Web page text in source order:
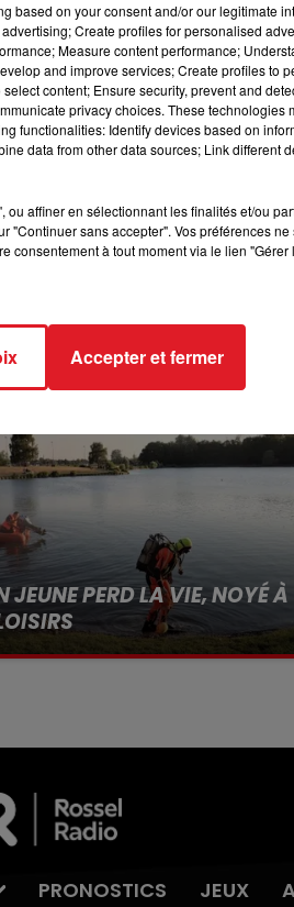
contre une baisse d’activité
en plein milieu de négociations
avec la profession. Les
santé.
les laboratoires de biologie, de
Covid qui permettent au
JEUNE PERD LA VIE, NOYÉ À
à pic
PRONOSTICS JEUX
based on your consent and/or our legitimate
Create profiles for personalised
Measure content performance;
and improve services; Create profiles to
content; Ensure security, prevent and
privacy choices. These technologies
functionalities: Identify devices based on
data from other data sources; Link different
affiner en sélectionnant les finalités et/ou
"Continuer sans accepter". Vos préférences
consentement à tout moment via le lien
Accepter et fermer